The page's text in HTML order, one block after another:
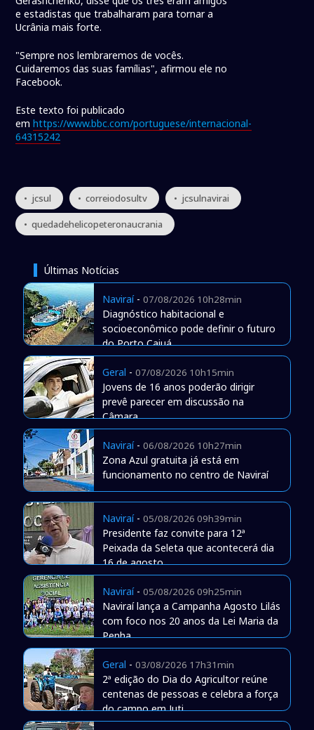
e estadistas que trabalharam para tornar a
Ucrânia mais forte.
"Sempre nos lembraremos de vocês.
Cuidaremos das suas famílias", afirmou ele no
Facebook.
Este texto foi publicado
emhttps://www.bbc.com/portuguese/internacional-
64315242
• jcsul • correiodosultv • jcsulnavirai
• quedadehelicopeteronaucrania
Últimas Notícias
Naviraí- 07/08/2026 10h28min
Diagnóstico habitacional e
socioeconômico pode definir o futuro
do Porto Caiuá
Geral - 07/08/2026 10h15min
Jovens de 16 anos poderão dirigir
prevê parecer em discussão na
Câmara
Naviraí- 06/08/2026 10h27min
Zona Azul gratuita já está em
funcionamento no centro de Naviraí
Naviraí- 05/08/2026 09h39min
Presidente faz convite para 12ª
Peixada da Seleta que acontecerá dia
16 de agosto
Naviraí- 05/08/2026 09h25min
Naviraí lança a Campanha Agosto Lilás
com foco nos 20 anos da Lei Maria da
Penha
Geral - 03/08/2026 17h31min
2ª edição do Dia do Agricultor reúne
centenas de pessoas e celebra a força
do campo em Juti